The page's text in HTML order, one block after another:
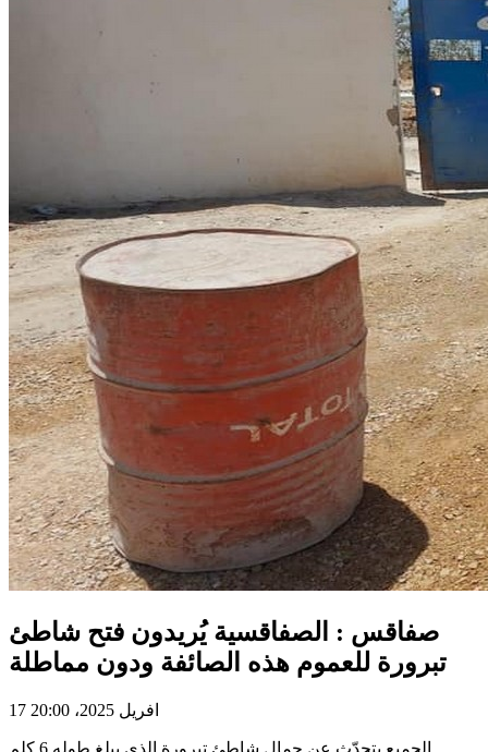
صفاقس : الصفاقسية يُريدون فتح شاطئ
تبرورة للعموم هذه الصائفة ودون مماطلة
17 افريل 2025، 20:00
الجميع يتحدّث عن جمال شاطئ تبرورة الذي يبلغ طوله 6 كلم